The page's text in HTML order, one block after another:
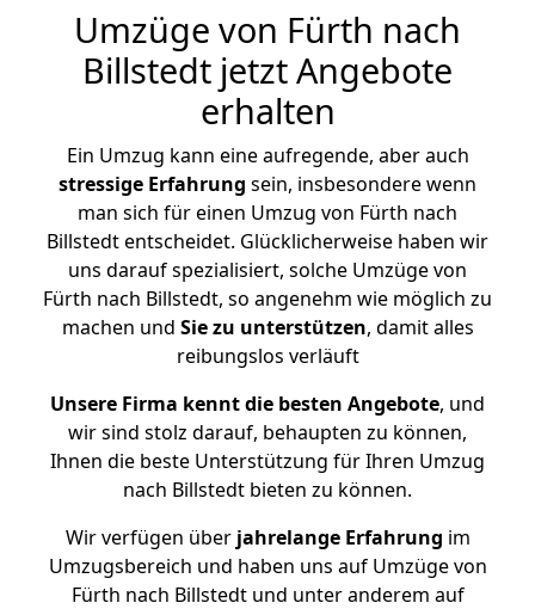
Umzüge von Fürth nach
Billstedt jetzt Angebote
erhalten
Ein Umzug kann eine aufregende, aber auch
stressige Erfahrung sein, insbesondere wenn
man sich für einen Umzug von Fürth nach
Billstedt entscheidet. Glücklicherweise haben wir
uns darauf spezialisiert, solche Umzüge von
Fürth nach Billstedt, so angenehm wie möglich zu
machen und Sie zu unterstützen, damit alles
reibungslos verläuft
Unsere Firma kennt die besten Angebote, und
wir sind stolz darauf, behaupten zu können,
Ihnen die beste Unterstützung für Ihren Umzug
nach Billstedt bieten zu können.
Wir verfügen überjahrelange Erfahrung im
Umzugsbereich und haben uns auf Umzüge von
Fürth nach Billstedt und unter anderem auf